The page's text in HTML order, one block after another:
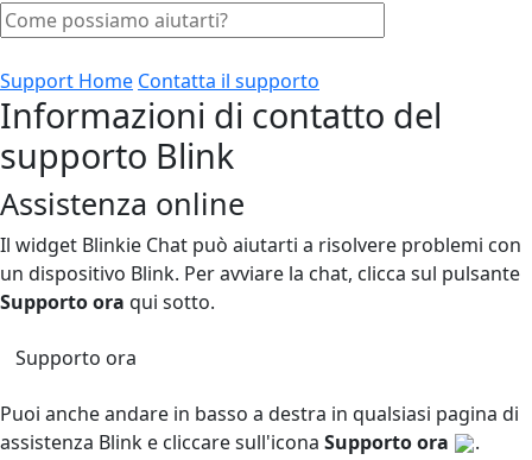
Support Home Contatta il supporto
Informazioni di contatto del
supporto Blink
Assistenza online
Il widget Blinkie Chat può aiutarti a risolvere problemi con
un dispositivo Blink. Per avviare la chat, clicca sul pulsante
Supporto ora qui sotto.
Supporto ora
Puoi anche andare in basso a destra in qualsiasi pagina di
assistenza Blink e cliccare sull'icona Supporto ora .